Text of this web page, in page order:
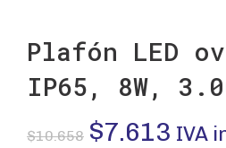
Plafón LED
IP65, 8W,
$10.658 El
$7.613 El
IVA